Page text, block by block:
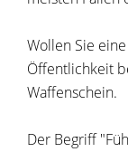
Wollen Sie
Öffentlichkeit
Waffenschein.
Der Begriff